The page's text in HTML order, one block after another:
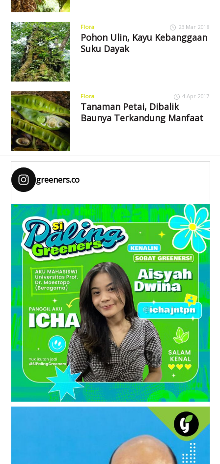
Flora 23 Mar 2018
Pohon Ulin, Kayu Kebanggaan
Suku Dayak
Flora 4 Apr 2017
Tanaman Petai, Dibalik
Baunya Terkandung Manfaat
greeners.co